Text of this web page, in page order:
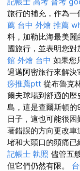
旅行的補充，作為一
薦 台中 外燴 推薦
料，加勒比海最美麗
國旅行，並表明您對
館 外燴 台中 如果您
過邁阿密旅行來解決
痧推薦ptt 從布魯克
爾夫球場到舒適的
島，這是查爾斯頓
日子，這也可能很困
著錯誤的方向更改車
堵和大頭口的頭痛已
記帳士 執照 儘管五
但它們仍然有限。